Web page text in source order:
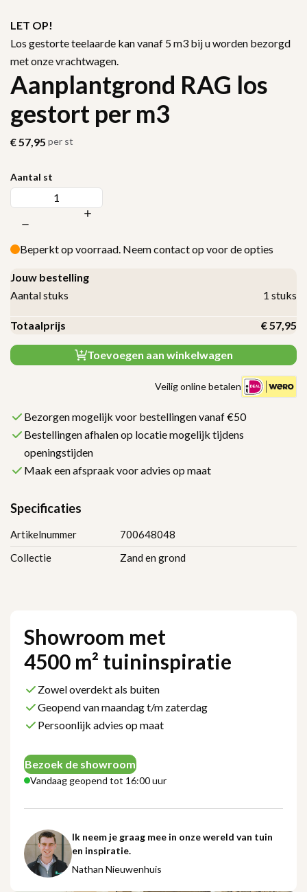
LET OP!
Los gestorte teelaarde kan vanaf 5 m3 bij u worden bezorgd
met onze vrachtwagen.
Aanplantgrond RAG los
gestort per m3
€57,95 per st
Aantal st
Beperkt op voorraad. Neem contact op voor de opties
Jouw bestelling
Aantal stuks
1 stuks
Totaalprijs €57,95
Toevoegen aan winkelwagen
Veilig online betalen
Bezorgen mogelijk voor bestellingen vanaf €50
Bestellingen afhalen op locatie mogelijk tijdens
openingstijden
Maak een afspraak voor advies op maat
Specificaties
Artikelnummer
700648048
Collectie
Zand en grond
Showroom met
4500 m² tuininspiratie
Zowel overdekt als buiten
Geopend van maandag t/m zaterdag
Persoonlijk advies op maat
Bezoek de showroom
Vandaag geopend tot 16:00 uur
Ik neem je graag mee in onze wereld van tuin
en inspiratie.
Nathan Nieuwenhuis